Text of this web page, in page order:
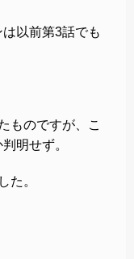
以前第3話でも
ものですが、こ
明せず。
た。